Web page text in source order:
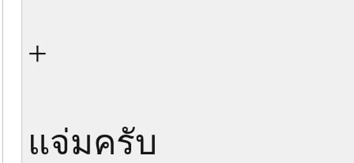
+
แจ่มครับ